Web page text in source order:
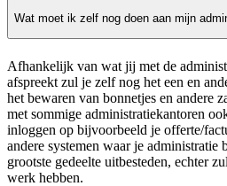
Wat moet ik zelf nog doen aan mijn
Afhankelijk van wat jij met de
afspreekt zul je zelf nog het een en
het bewaren van bonnetjes en andere
met sommige administratiekantoren
inloggen op bijvoorbeeld je offerte/
andere systemen waar je
grootste gedeelte uitbesteden, echter
werk hebben.